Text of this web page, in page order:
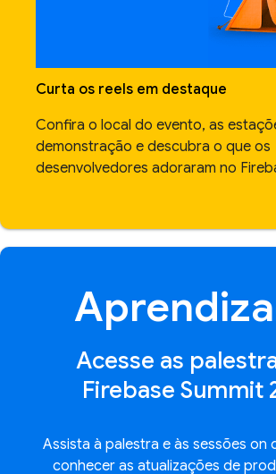
Curta os reels em destaque
Confira o local do evento, as
demonstração e descubra o que os
desenvolvedores adoraram no
Acesse as
Firebase Summit
Assista à palestra e às sessões on
conhecer as atualizações de